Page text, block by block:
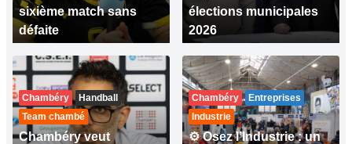
sixième match sans
défaite
élections municipales
2026
Chambéry
Handball
Team chambé
Chambéry veut
Chambéry
Entreprises
Industrie
⚙ Osez l’Industrie : un